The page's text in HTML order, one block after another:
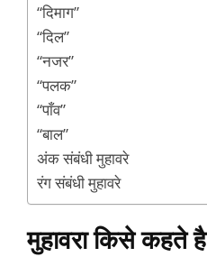
“दिमाग”
“दिल”
“नजर”
“पलक”
“पाँव”
“बाल”
अंक संबंधी मुहावरे
रंग संबंधी मुहावरे
मुहावरा किसे कहते है